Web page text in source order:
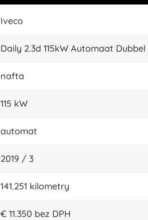
Iveco
Daily 2.3d 115kW Automaat
nafta
115 kW
automat
2019 / 3
141.251 kilometry
€ 11.350 bez DPH